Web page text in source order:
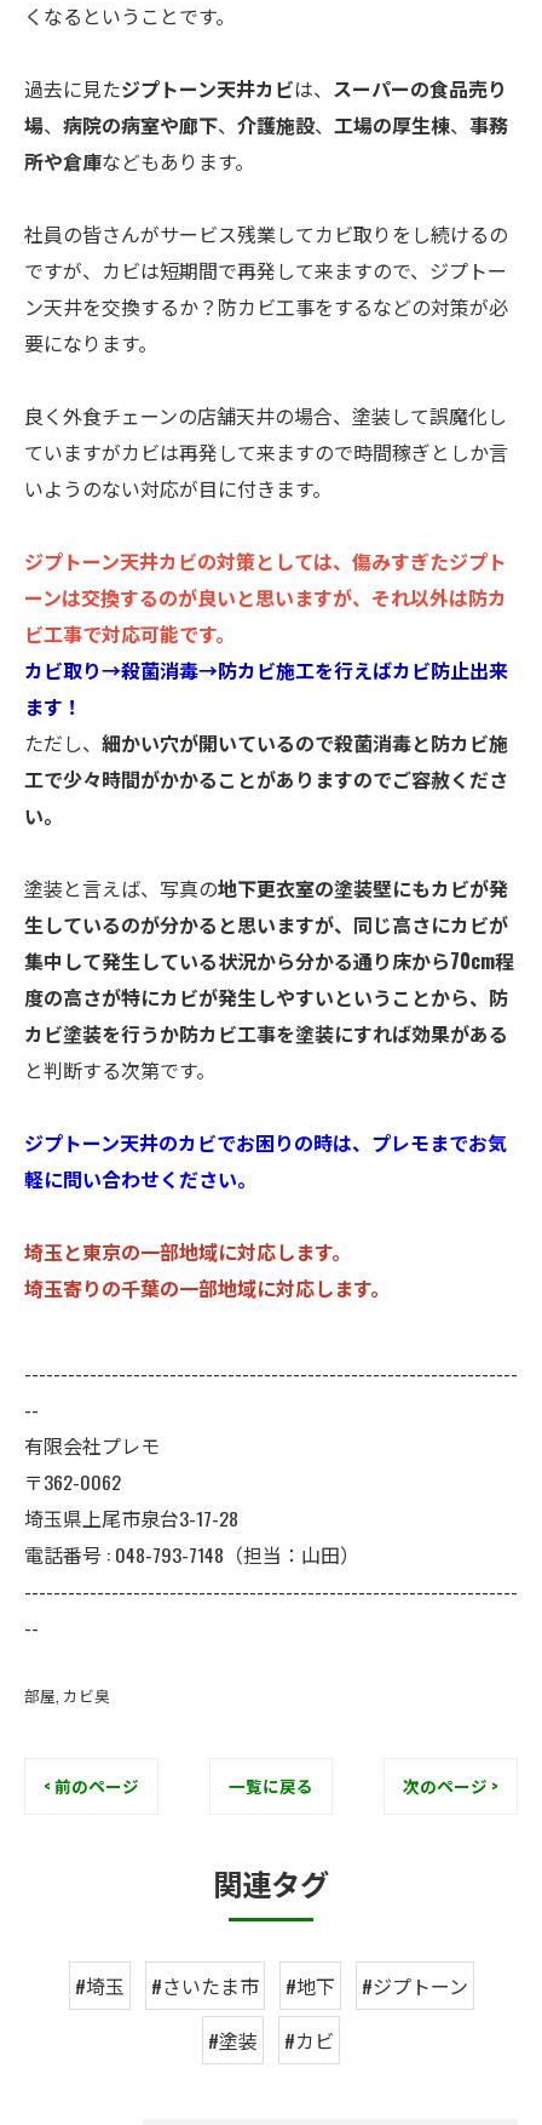
くなるということです。
過去に見たジプトーン天井カビは、 スーパーの食品売り
場、 病院の病室や廊下、 介護施設、 工場の厚生棟、 事務
所や倉庫などもあります。
社員の皆さんがサービス残業してカビ取りをし続けるの
ですが、カビは短期間で再発して来ますので、ジプトー
ン天井を交換するか？防カビ工事をするなどの対策が必
要になります。
良く外食チェーンの店舗天井の場合、塗装して誤魔化し
ていますがカビは再発して来ますので時間稼ぎとしか言
いようのない対応が目に付きます。
ジプトーン天井カビの対策としては、傷みすぎたジプト
ーンは交換するのが良いと思いますが、それ以外は防カ
ビ工事で対応可能です。
カビ取り→殺菌消毒→防カビ施工を行えばカビ防止出来
ます！
ただし、 細かい穴が開いているので殺菌消毒と防カビ施
工で少々時間がかかることがありますのでご容赦くださ
い。
塗装と言えば、写真の地下更衣室の塗装壁にもカビが発
生しているのが分かると思いますが、同じ高さにカビが
集中して発生している状況から分かる通り床から70cm程
度の高さが特にカビが発生しやすいということから、防
カビ塗装を行うか防カビ工事を塗装にすれば効果がある
と判断する次第です。
ジプトーン天井のカビでお困りの時は、プレモまでお気
軽に問い合わせください。
埼玉と東京の一部地域に対応します。
埼玉寄りの千葉の一部地域に対応します。
--------------------------------------------------------------------
--
有限会社プレモ
〒362-0062
埼玉県上尾市泉台3-17-28
電話番号 : 048-793-7148（担当：山田）
--------------------------------------------------------------------
--
部屋 カビ臭
< 前のページ 一覧に戻る 次のページ >
関連タグ
#埼玉 #さいたま市 #地下
#ジプトーン
#塗装
#カビ